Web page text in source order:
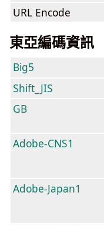
URL Encode
東亞編碼資訊
Big5
Shift_JIS
GB
Adobe-CNS1
Adobe-Japan1